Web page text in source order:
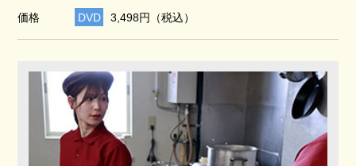
価格 DVD 3,498円（税込）